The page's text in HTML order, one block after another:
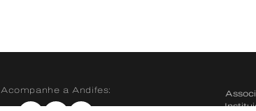
Acompanhe a Andifes: